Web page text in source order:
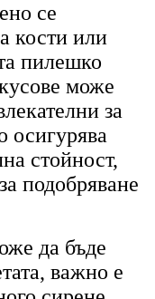
се
кости или
пилешко
може
за
осигурява
стойност,
подобряване
да бъде
важно е